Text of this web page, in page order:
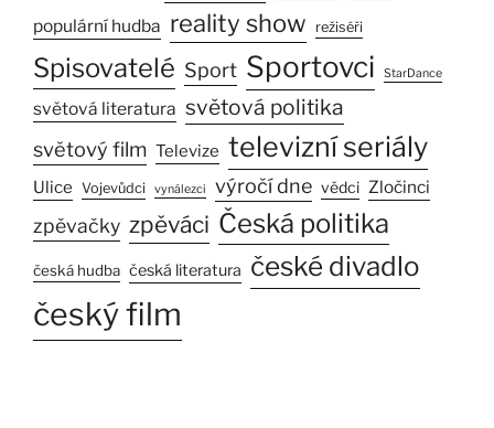
populární hudba reality show režiséři
Spisovatelé Sport Sportovci StarDance
světová literatura světová politika
světový film Televize televizní seriály
Ulice Vojevůdci vynálezci výročí dne vědci Zločinci
zpěvačky zpěváci Česká politika
česká hudba česká literatura české divadlo
český film